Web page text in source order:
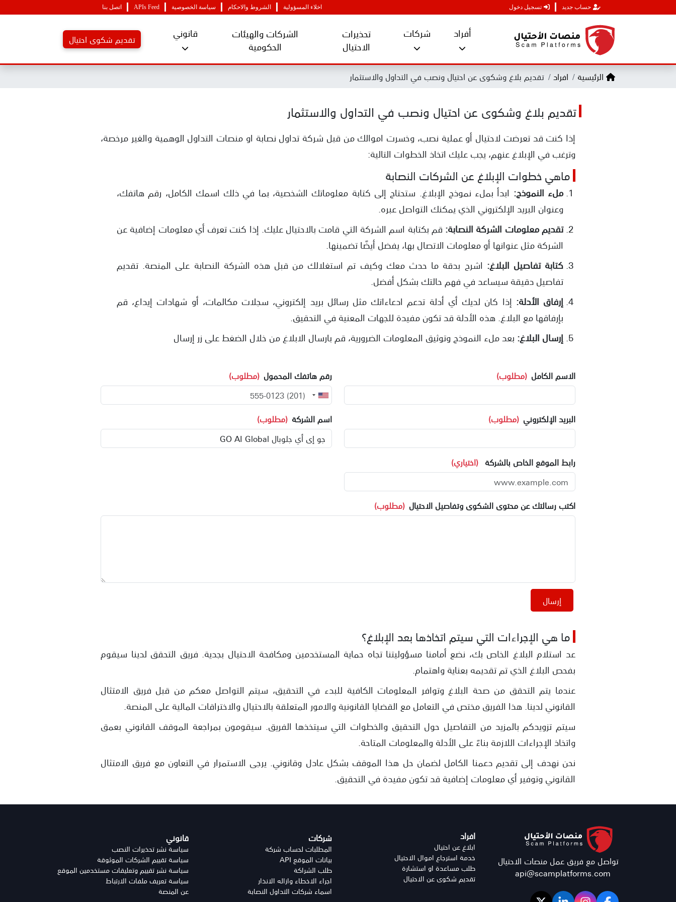
حساب جديد تسجيل دخول اخلاء المسؤولية الشروط والاحكام سياسة الخصوصية APIs Feed اتصل بنا
أفراد شركات تحذيرات
الاحتيال
الشركات والهيئات
الحكومية
قانوني تقديم شكوى احتيال
الرئيسية افراد تقديم بلاغ وشكوى عن احتيال ونصب في التداول والاستثمار
تقديم بلاغ وشكوى عن احتيال ونصب في التداول والاستثمار
إذا كنت قد تعرضت لاحتيال أو عملية نصب، وخسرت اموالك من قبل شركة تداول نصابة او منصات التداول الوهمية والغير مرخصة،
وترغب في الإبلاغ عنهم، يجب عليك اتخاذ الخطوات التالية:
ماهي خطوات الإبلاغ عن الشركات النصابة
ملء النموذج: ابدأ بملء نموذج الإبلاغ. ستحتاج إلى كتابة معلوماتك الشخصية، بما في ذلك اسمك الكامل، رقم هاتفك،
وعنوان البريد الإلكتروني الذي يمكنك التواصل عبره.
تقديم معلومات الشركة النصابة: قم بكتابة اسم الشركة التي قامت بالاحتيال عليك. إذا كنت تعرف أي معلومات إضافية عن
الشركة مثل عنوانها أو معلومات الاتصال بها، يفضل أيضًا تضمينها.
كتابة تفاصيل البلاغ: اشرح بدقة ما حدث معك وكيف تم استغلالك من قبل هذه الشركة النصابة على المنصة. تقديم
تفاصيل دقيقة سيساعد في فهم حالتك بشكل أفضل.
إرفاق الأدلة: إذا كان لديك أي أدلة تدعم ادعاءاتك مثل رسائل بريد إلكتروني، سجلات مكالمات، أو شهادات إيداع، قم
بإرفاقها مع البلاغ. هذه الأدلة قد تكون مفيدة للجهات المعنية في التحقيق.
إرسال البلاغ: بعد ملء النموذج وتوثيق المعلومات الضرورية، قم بارسال الابلاغ من خلال الضغط على زر إرسال
الاسم الكامل (مطلوب) رقم هاتفك المحمول (مطلوب)
البريد الإلكتروني (مطلوب) اسم الشركة (مطلوب)
رابط الموقع الخاص بالشركة (اختياري)
اكتب رسالتك عن محتوى الشكوى وتفاصيل الاحتيال (مطلوب)
إرسال
ما هي الإجراءات التي سيتم اتخاذها بعد الإبلاغ؟
عد استلام البلاغ الخاص بك، نضع أمامنا مسؤوليتنا تجاه حماية المستخدمين ومكافحة الاحتيال بجدية. فريق التحقق لدينا سيقوم
بفحص البلاغ الذي تم تقديمه بعناية واهتمام.
عندما يتم التحقق من صحة البلاغ وتوافر المعلومات الكافية للبدء في التحقيق، سيتم التواصل معكم من قبل فريق الامتثال
القانوني لدينا. هذا الفريق مختص في التعامل مع القضايا القانونية والامور المتعلقة بالاحتيال والاختراقات المالية على المنصة.
سيتم تزويدكم بالمزيد من التفاصيل حول التحقيق والخطوات التي سيتخذها الفريق. سيقومون بمراجعة الموقف القانوني بعمق
واتخاذ الإجراءات اللازمة بناءً على الأدلة والمعلومات المتاحة.
نحن نهدف إلى تقديم دعمنا الكامل لضمان حل هذا الموقف بشكل عادل وقانوني. يرجى الاستمرار في التعاون مع فريق الامتثال
القانوني وتوفير أي معلومات إضافية قد تكون مفيدة في التحقيق.
تواصل مع فريق عمل منصات الاحتيال
api@scamplatforms.com
افراد
ابلاغ عن احتيال
خدمة استرجاع اموال الاحتيال
طلب مساعدة او استشارة
تقديم شكوى عن الاحتيال
شركات
المطلبات لحساب شركة
بيانات الموقع API
طلب الشراكة
اجراء الاخطاء وازاله الانذار
اسماء شركات التداول النصابة
قانوني
سياسة نشر تحذيرات النصب
سياسة تقييم الشركات الموثوقة
سياسة نشر تقييم وتعليقات مستخدمين الموقع
سياسة تعريف ملفات الارتباط
عن المنصة